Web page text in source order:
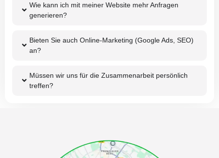
Wie kann ich mit meiner Website mehr Anfragen
generieren?
Bieten Sie auch Online-Marketing (Google Ads, SEO)
an?
Müssen wir uns für die Zusammenarbeit persönlich
treffen?